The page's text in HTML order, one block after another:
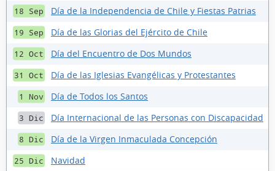
18 Sep Día de la Independencia de Chile y Fiestas Patrias
19 Sep Día de las Glorias del Ejército de Chile
12 Oct Día del Encuentro de Dos Mundos
31 Oct Día de las Iglesias Evangélicas y Protestantes
1 Nov Día de Todos los Santos
3 Dic Día Internacional de las Personas con Discapacidad
8 Dic Día de la Virgen Inmaculada Concepción
25 Dic Navidad